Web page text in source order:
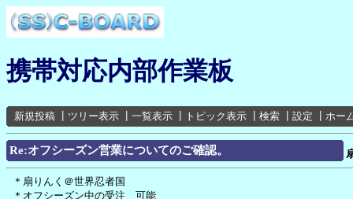
携帯対応内部作業板
新規投稿 ツリー表示 一覧表示 トピック表示 検索 設定 ホー
Re:オフシーズン営業についてのご確認。
＊扇りんく＠世界忍者国
＊オフシーズン中の受注 可能